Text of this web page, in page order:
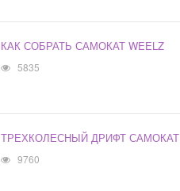
КАК СОБРАТЬ САМОКАТ WEELZ
5835
ТРЕХКОЛЕСНЫЙ ДРИФТ САМОКАТ
9760